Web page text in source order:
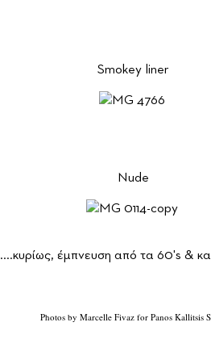
Smokey liner
Nude
....κυρίως, έμπνευση από τα 60's &
Photos by Marcelle Fivaz for Panos Kallitsis